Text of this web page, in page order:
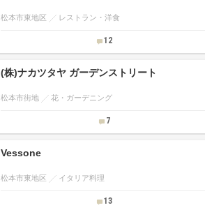
松本市東地区 レストラン・洋食
12
(株)ナカツタヤ ガーデンストリート
松本市街地 花・ガーデニング
7
Vessone
松本市東地区 イタリア料理
13